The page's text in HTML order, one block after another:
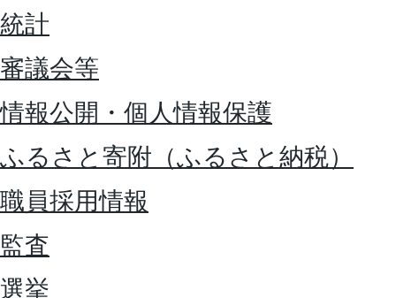
統計
審議会等
情報公開・個人情報保護
ふるさと寄附（ふるさと納税）
職員採用情報
監査
選挙